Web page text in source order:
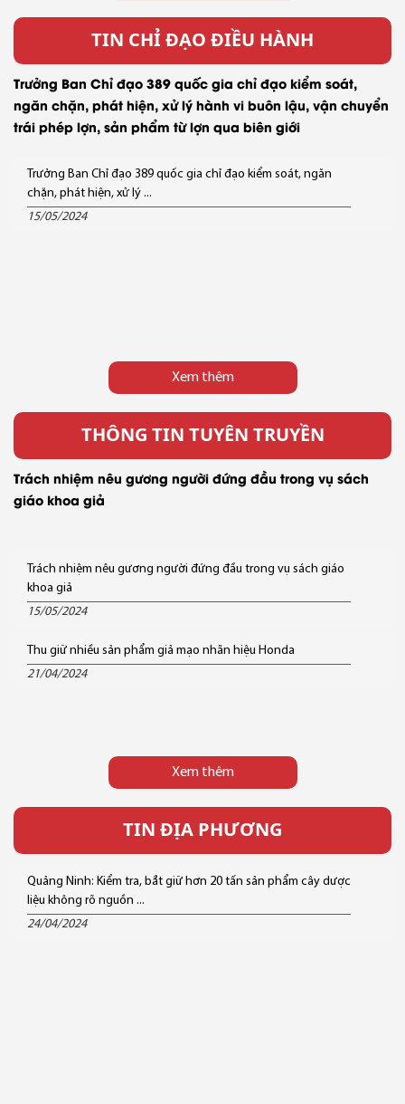
TIN CHỈ ĐẠO ĐIỀU HÀNH
Trưởng Ban Chỉ đạo 389 quốc gia chỉ đạo kiểm soát,
ngăn chặn, phát hiện, xử lý hành vi buôn lậu, vận chuyển
trái phép lợn, sản phẩm từ lợn qua biên giới
Trưởng Ban Chỉ đạo 389 quốc gia chỉ đạo kiểm soát, ngăn
chặn, phát hiện, xử lý ...
15/05/2024
Xem thêm
THÔNG TIN TUYÊN TRUYỀN
Trách nhiệm nêu gương người đứng đầu trong vụ sách
giáo khoa giả
Trách nhiệm nêu gương người đứng đầu trong vụ sách giáo
khoa giả
15/05/2024
Thu giữ nhiều sản phẩm giả mạo nhãn hiệu Honda
21/04/2024
Xem thêm
TIN ĐỊA PHƯƠNG
Quảng Ninh: Kiểm tra, bắt giữ hơn 20 tấn sản phẩm cây dược
liệu không rõ nguồn ...
24/04/2024